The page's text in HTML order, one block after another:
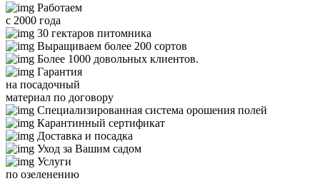
Работаем
с 2000 года
30 гектаров питомника
Выращиваем более 200 сортов
Более 1000 довольных клиентов.
Гарантия
на посадочный
материал по договору
Специализированная система орошения полей
Карантинный сертификат
Доставка и посадка
Уход за Вашим садом
Услуги
по озеленению